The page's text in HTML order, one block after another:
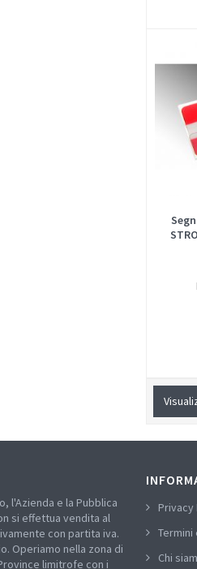
l'Azienda e la Pubblica
si effettua vendita al
con partita iva.
Operiamo nella zona di
limitrofe con i
Privacy
Termini
Chi